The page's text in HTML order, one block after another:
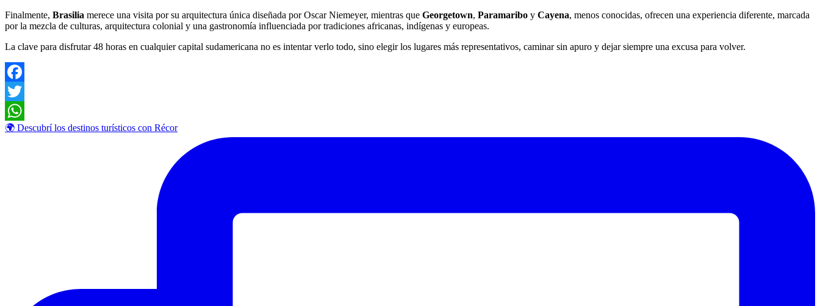
Finalmente, Brasilia merece una visita por su arquitectura única diseñada por Oscar Niemeyer, mientras que Georgetown, Paramaribo y Cayena, menos conocidas, ofrecen una experiencia diferente, marcada
por la mezcla de culturas, arquitectura colonial y una gastronomía influenciada por tradiciones africanas, indígenas y europeas.
La clave para disfrutar 48 horas en cualquier capital sudamericana no es intentar verlo todo, sino elegir los lugares más representativos, caminar sin apuro y dejar siempre una excusa para volver.
Facebook
Twitter
WhatsApp
🌍 Descubrí los destinos turísticos con Récor